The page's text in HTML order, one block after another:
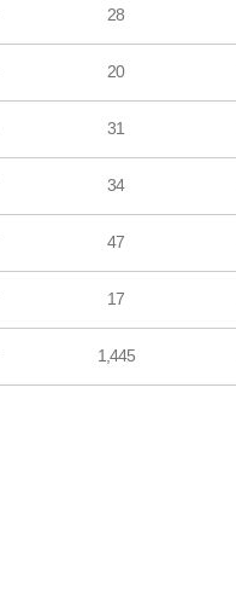
28
20
31
34
47
17
1,445